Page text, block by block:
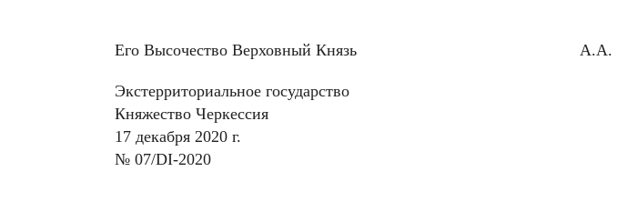
Его Высочество Верховный Князь
Экстерриториальное государство
Княжество Черкессия
17 декабря 2020 г.
№ 07/DI-2020
А.А.